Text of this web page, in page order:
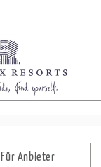
Für Anbieter